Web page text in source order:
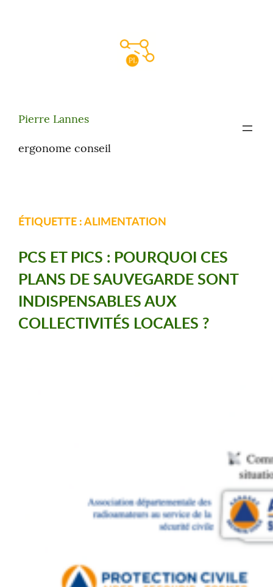
Pierre Lannes
ergonome conseil
ÉTIQUETTE :ALIMENTATION
PCS ET PICS : POURQUOI CES
PLANS DE SAUVEGARDE SONT
INDISPENSABLES AUX
COLLECTIVITÉS LOCALES ?